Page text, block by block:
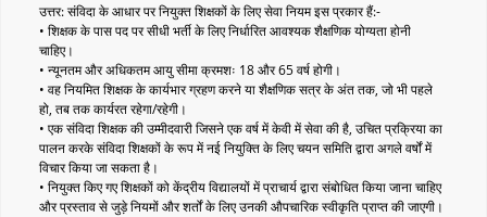
उत्तर: संविदा के आधार पर नियुक्त शिक्षकों के लिए सेवा नियम इस प्रकार हैं:-
• शिक्षक के पास पद पर सीधी भर्ती के लिए निर्धारित आवश्यक शैक्षणिक योग्यता होनी
चाहिए।
• न्यूनतम और अधिकतम आयु सीमा क्रमशः 18 और 65 वर्ष होगी।
• वह नियमित शिक्षक के कार्यभार ग्रहण करने या शैक्षणिक सत्र के अंत तक, जो भी पहले
हो, तब तक कार्यरत रहेगा/रहेगी।
• एक संविदा शिक्षक की उम्मीदवारी जिसने एक वर्ष में केवी में सेवा की है, उचित प्रक्रिया का
पालन करके संविदा शिक्षकों के रूप में नई नियुक्ति के लिए चयन समिति द्वारा अगले वर्षों में
विचार किया जा सकता है।
• नियुक्त किए गए शिक्षकों को केंद्रीय विद्यालयों में प्राचार्य द्वारा संबोधित किया जाना चाहिए
और प्रस्ताव से जुड़े नियमों और शर्तों के लिए उनकी औपचारिक स्वीकृति प्राप्त की जाएगी।